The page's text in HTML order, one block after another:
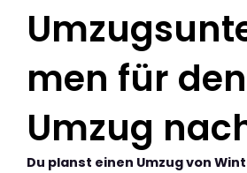
men für den
Umzug
Du planst einen Umzug von